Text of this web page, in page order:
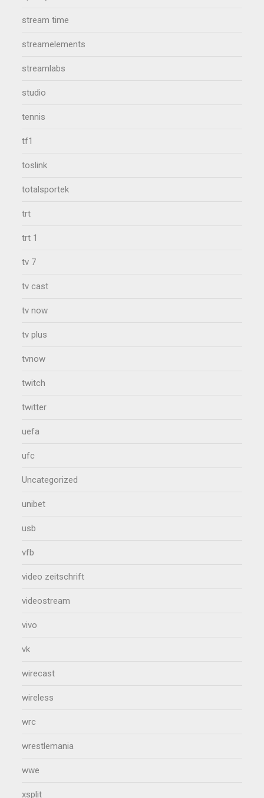
stream time
streamelements
streamlabs
studio
tennis
tf1
toslink
totalsportek
trt
trt 1
tv 7
tv cast
tv now
tv plus
tvnow
twitch
twitter
uefa
ufc
Uncategorized
unibet
usb
vfb
video zeitschrift
videostream
vivo
vk
wirecast
wireless
wrc
wrestlemania
wwe
xsplit